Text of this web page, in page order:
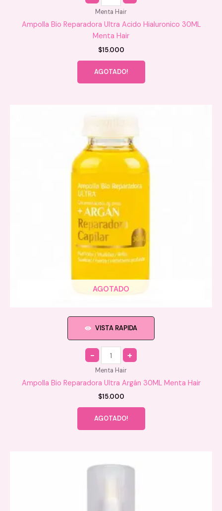
Menta Hair
Ampolla Bio Reparadora Ultra Acido Hialuronico 30ML
Menta Hair
$15.000
AGOTADO!
AGOTADO
VISTA RAPIDA
Quantity
Menta Hair
Ampolla Bio Reparadora Ultra Argán 30ML Menta Hair
$15.000
AGOTADO!